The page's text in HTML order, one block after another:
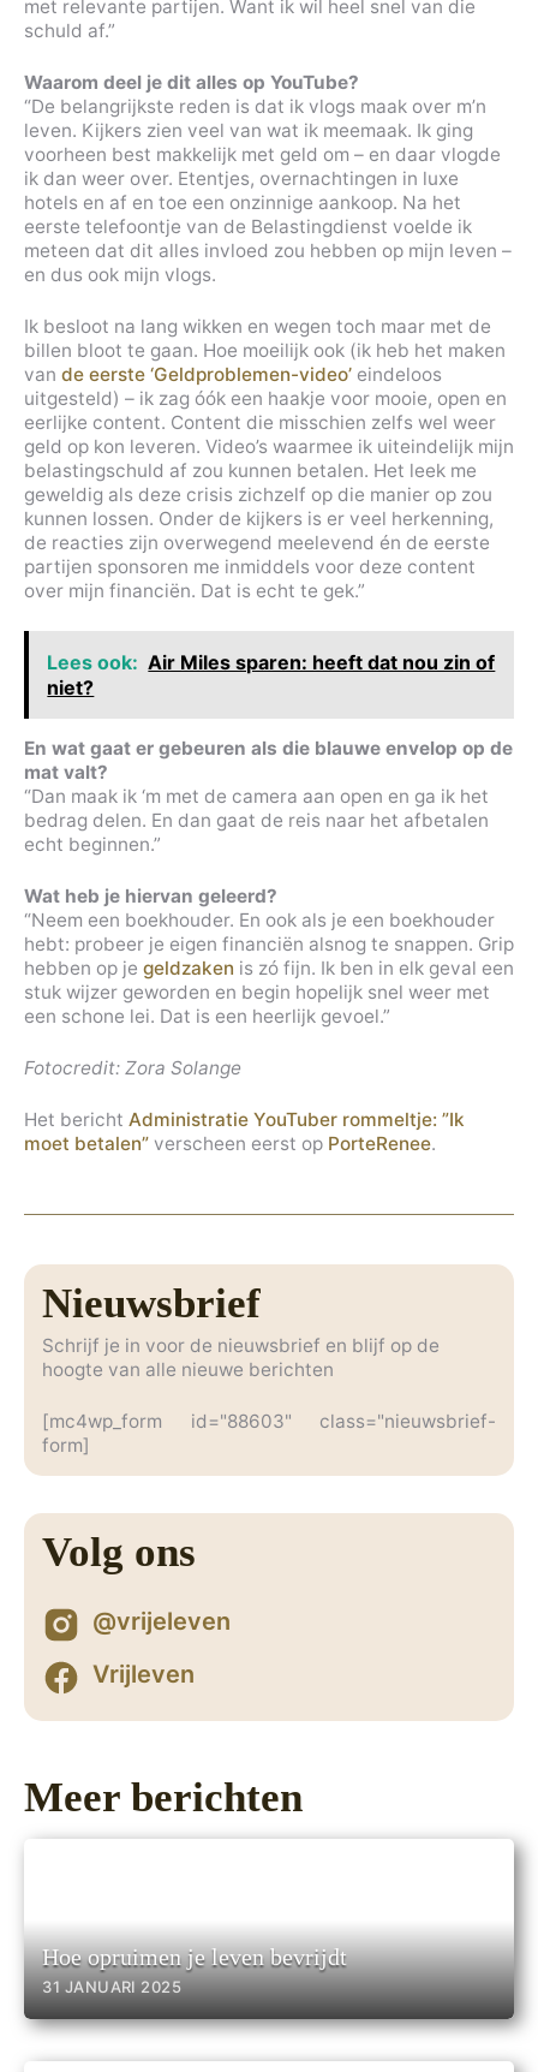
met relevante partijen. Want ik wil heel snel van die
schuld af.”
Waarom deel je dit alles op YouTube?
“De belangrijkste reden is dat ik vlogs maak over m’n
leven. Kijkers zien veel van wat ik meemaak. Ik ging
voorheen best makkelijk met geld om – en daar vlogde
ik dan weer over. Etentjes, overnachtingen in luxe
hotels en af en toe een onzinnige aankoop. Na het
eerste telefoontje van de Belastingdienst voelde ik
meteen dat dit alles invloed zou hebben op mijn leven –
en dus ook mijn vlogs.
Ik besloot na lang wikken en wegen toch maar met de
billen bloot te gaan. Hoe moeilijk ook (ik heb het maken
van de eerste ‘Geldproblemen-video’ eindeloos
uitgesteld) – ik zag óók een haakje voor mooie, open en
eerlijke content. Content die misschien zelfs wel weer
geld op kon leveren. Video’s waarmee ik uiteindelijk mijn
belastingschuld af zou kunnen betalen. Het leek me
geweldig als deze crisis zichzelf op die manier op zou
kunnen lossen. Onder de kijkers is er veel herkenning,
de reacties zijn overwegend meelevend én de eerste
partijen sponsoren me inmiddels voor deze content
over mijn financiën. Dat is echt te gek.”
Lees ook: Air Miles sparen: heeft dat nou zin of
niet?
En wat gaat er gebeuren als die blauwe envelop op de
mat valt?
“Dan maak ik ‘m met de camera aan open en ga ik het
bedrag delen. En dan gaat de reis naar het afbetalen
echt beginnen.”
Wat heb je hiervan geleerd?
“Neem een boekhouder. En ook als je een boekhouder
hebt: probeer je eigen financiën alsnog te snappen. Grip
hebben op je geldzaken is zó fijn. Ik ben in elk geval een
stuk wijzer geworden en begin hopelijk snel weer met
een schone lei. Dat is een heerlijk gevoel.”
Fotocredit: Zora Solange
Het bericht Administratie YouTuber rommeltje: ”Ik
moet betalen” verscheen eerst op PorteRenee.
Nieuwsbrief
Schrijf je in voor de nieuwsbrief en blijf op de
hoogte van alle nieuwe berichten
[mc4wp_form id="88603" class="nieuwsbrief-
form]
Volg ons
@vrijeleven
Vrijleven
Meer berichten
Hoe opruimen je leven bevrijdt
31 JANUARI 2025